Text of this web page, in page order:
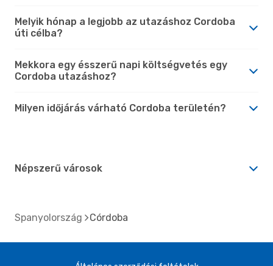
Melyik hónap a legjobb az utazáshoz Cordoba
úti célba?
Mekkora egy ésszerű napi költségvetés egy
Cordoba utazáshoz?
Milyen időjárás várható Cordoba területén?
Népszerű városok
Spanyolország Córdoba